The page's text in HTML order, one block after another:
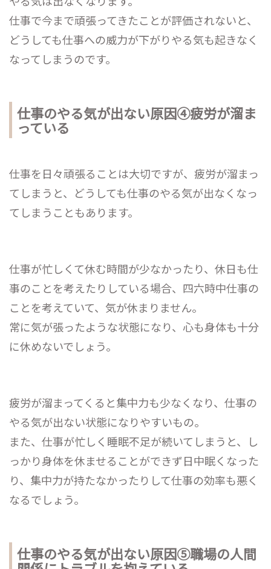
仕事で今まで頑張ってきたことが評価されないと、
どうしても仕事への威力が下がりやる気も起きなく
なってしまうのです。
仕事のやる気が出ない原因④疲労が溜ま
っている
仕事を日々頑張ることは大切ですが、疲労が溜まっ
てしまうと、どうしても仕事のやる気が出なくなっ
てしまうこともあります。
仕事が忙しくて休む時間が少なかったり、休日も仕
事のことを考えたりしている場合、四六時中仕事の
ことを考えていて、気が休まりません。
常に気が張ったような状態になり、心も身体も十分
に休めないでしょう。
疲労が溜まってくると集中力も少なくなり、仕事の
やる気が出ない状態になりやすいもの。
また、仕事が忙しく睡眠不足が続いてしまうと、し
っかり身体を休ませることができず日中眠くなった
り、集中力が持たなかったりして仕事の効率も悪く
なるでしょう。
仕事のやる気が出ない原因⑤職場の人間